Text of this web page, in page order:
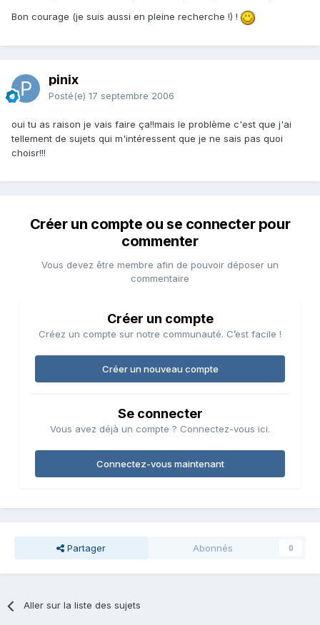
Bon courage (je suis aussi en pleine recherche !) !
pinix
Posté(e) 17 septembre 2006
oui tu as raison je vais faire ça!!mais le problème c'est que j'ai
tellement de sujets qui m'intéressent que je ne sais pas quoi
choisr!!!
Créer un compte ou se connecter pour
commenter
Vous devez être membre afin de pouvoir déposer un
commentaire
Créer un compte
Créez un compte sur notre communauté. C’est facile !
Créer un nouveau compte
Se connecter
Vous avez déjà un compte ? Connectez-vous ici.
Connectez-vous maintenant
Partager Abonnés 0
Aller sur la liste des sujets